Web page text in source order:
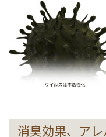
消臭効果、ア